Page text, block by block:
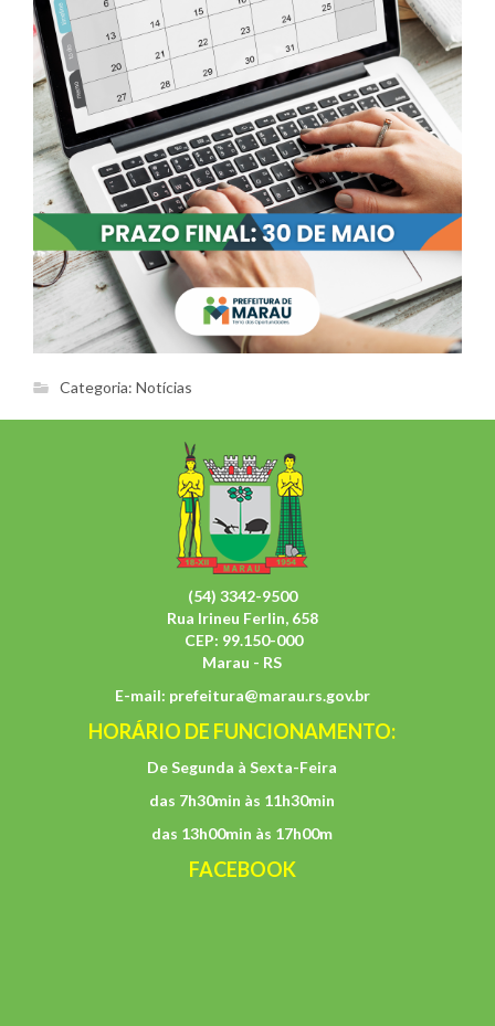
Categoria: Notícias
(54) 3342-9500
Rua Irineu Ferlin, 658
CEP: 99.150-000
Marau - RS
E-mail: prefeitura@marau.rs.gov.br
HORÁRIO DE FUNCIONAMENTO:
De Segunda à Sexta-Feira
das 7h30min às 11h30min
das 13h00min às 17h00m
FACEBOOK